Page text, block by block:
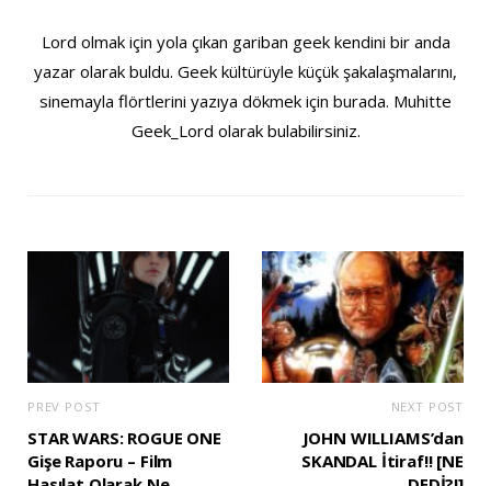
Lord olmak için yola çıkan gariban geek kendini bir anda
yazar olarak buldu. Geek kültürüyle küçük şakalaşmalarını,
sinemayla flörtlerini yazıya dökmek için burada. Muhitte
Geek_Lord olarak bulabilirsiniz.
PREV POST
STAR WARS: ROGUE ONE
Gişe Raporu – Film
NEXT POST
JOHN WILLIAMS’dan
SKANDAL İtiraf!! [NE